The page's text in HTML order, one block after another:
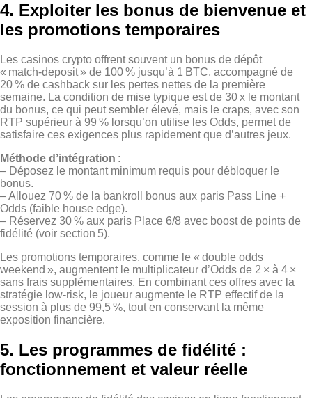
4. Exploiter les bonus de bienvenue et
les promotions temporaires
Les casinos crypto offrent souvent un bonus de dépôt
« match‑deposit » de 100 % jusqu’à 1 BTC, accompagné de
20 % de cashback sur les pertes nettes de la première
semaine. La condition de mise typique est de 30 x le montant
du bonus, ce qui peut sembler élevé, mais le craps, avec son
RTP supérieur à 99 % lorsqu’on utilise les Odds, permet de
satisfaire ces exigences plus rapidement que d’autres jeux.
Méthode d’intégration :
– Déposez le montant minimum requis pour débloquer le
bonus.
– Allouez 70 % de la bankroll bonus aux paris Pass Line +
Odds (faible house edge).
– Réservez 30 % aux paris Place 6/8 avec boost de points de
fidélité (voir section 5).
Les promotions temporaires, comme le « double odds
weekend », augmentent le multiplicateur d’Odds de 2 × à 4 ×
sans frais supplémentaires. En combinant ces offres avec la
stratégie low‑risk, le joueur augmente le RTP effectif de la
session à plus de 99,5 %, tout en conservant la même
exposition financière.
5. Les programmes de fidélité :
fonctionnement et valeur réelle